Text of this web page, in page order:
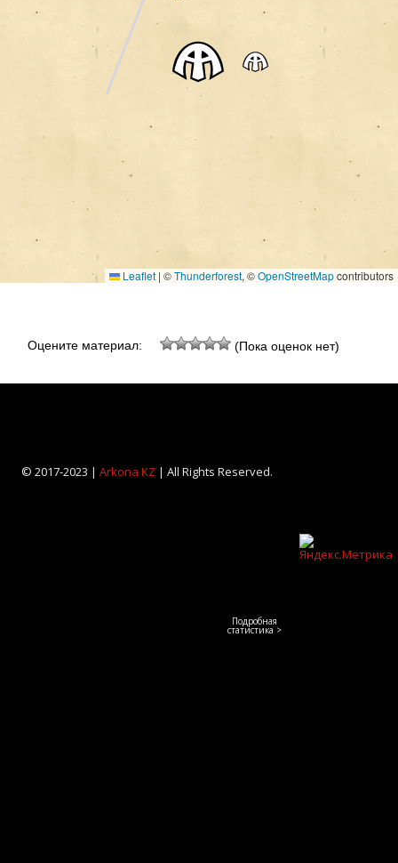
Leaflet | ©Thunderforest, ©OpenStreetMapcontributors
Оцените материал: (Пока оценок нет)
© 2017-2023 | Arkona KZ| All Rights Reserved.
Подробная
статистика >